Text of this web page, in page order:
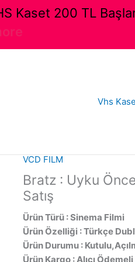
Vhs
VCD FILM
Bratz : Uyku
Satış
Ürün Türü : Sinema Filmi
Ürün Özelliği : Türkçe
Ürün Durumu :
Ürün Kargo : Alıcı Ödemeli
Kaset 200 TL